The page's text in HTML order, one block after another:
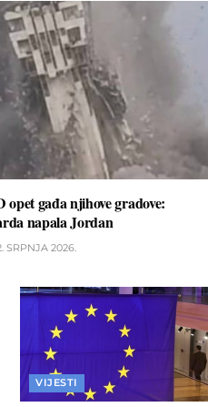
gađa njihove gradove:
napala Jordan
SRPNJA 2026.
VIJESTI